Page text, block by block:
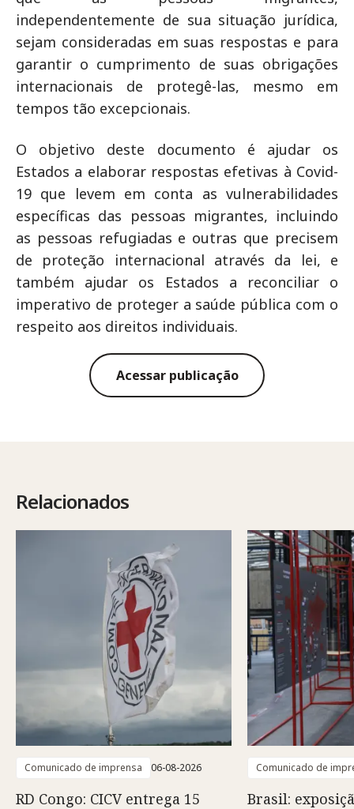
independentemente de sua situação jurídica,
sejam consideradas em suas respostas e para
garantir o cumprimento de suas obrigações
internacionais de protegê-las, mesmo em
tempos tão excepcionais.
O objetivo deste documento é ajudar os
Estados a elaborar respostas efetivas à Covid-
19 que levem em conta as vulnerabilidades
específicas das pessoas migrantes, incluindo
as pessoas refugiadas e outras que precisem
de proteção internacional através da lei, e
também ajudar os Estados a reconciliar o
imperativo de proteger a saúde pública com o
respeito aos direitos individuais.
Acessar publicação
Relacionados
Comunicado de imprensa 06-08-2026
RD Congo: CICV entrega 15
Comunicado de
Brasil: